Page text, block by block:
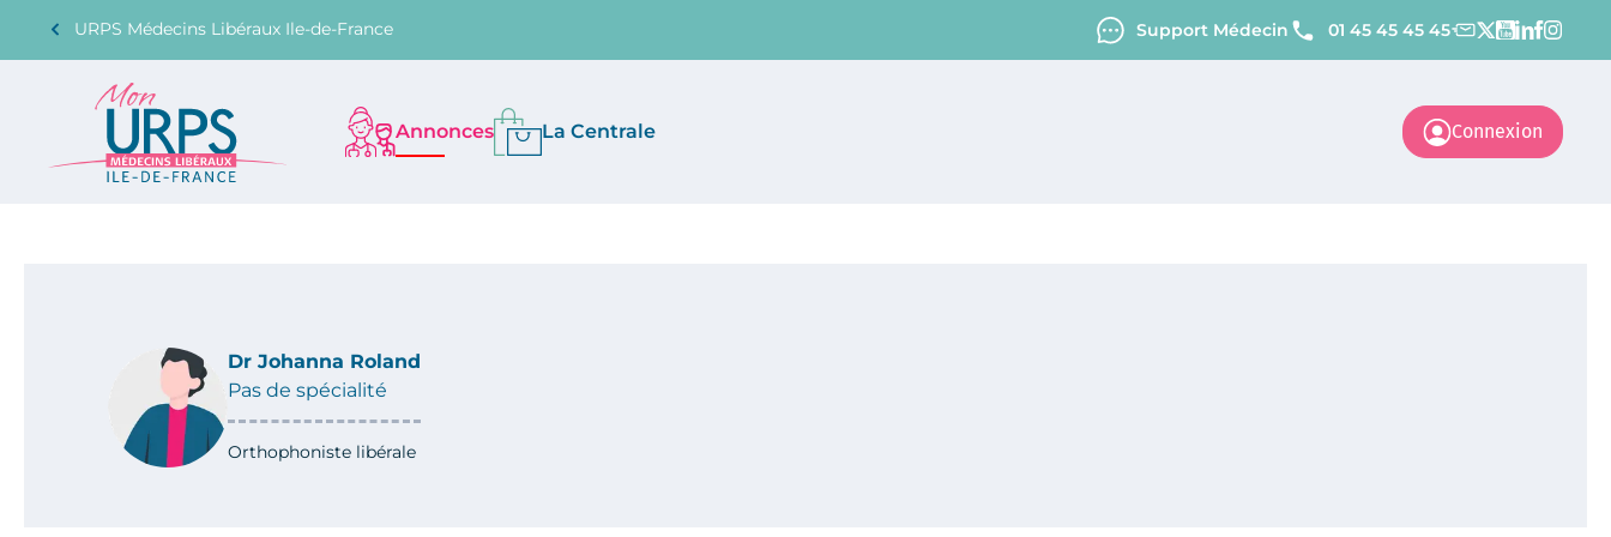
URPS Médecins Libéraux Ile-de-France Support Médecin 01 45 45 45 45
Annonces La Centrale Connexion
Dr Johanna Roland
Pas de spécialité
Orthophoniste libérale